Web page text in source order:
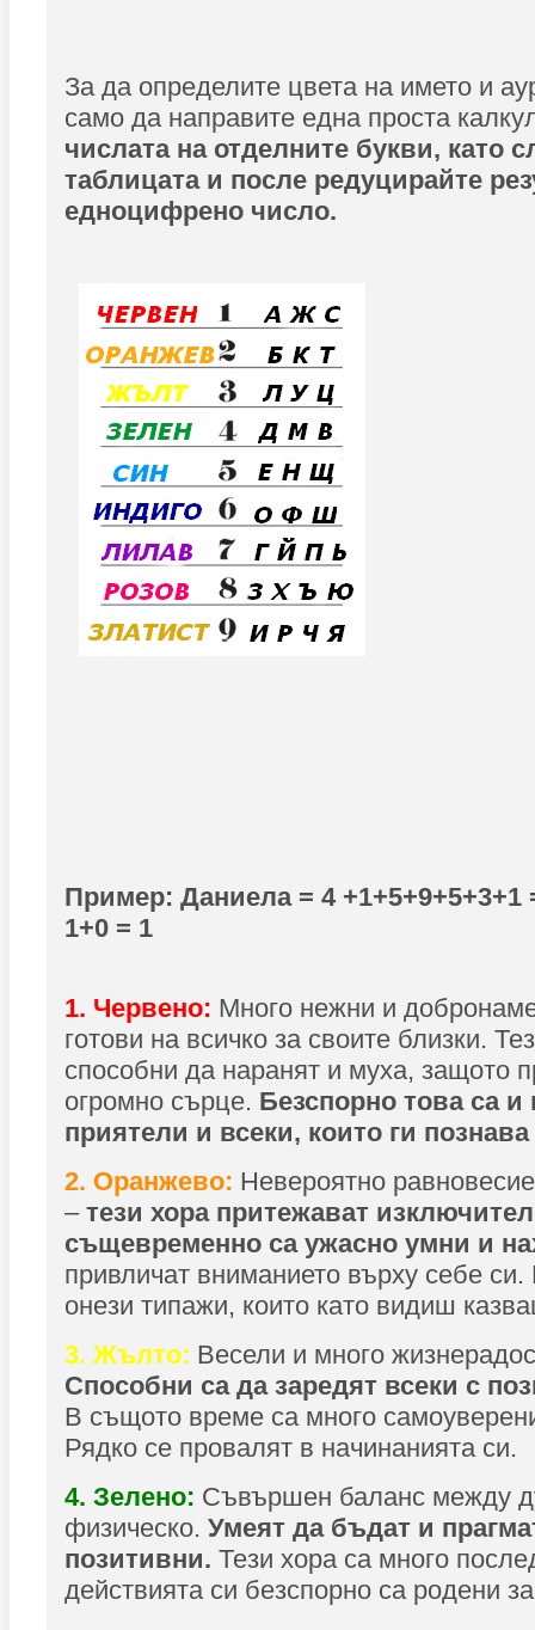
За да определите цвета на името и
само да направите една проста
числата на отделните букви, като
таблицата и после редуцирайте
едноцифрено число.
Пример: Даниела = 4 +1+5+9+5+3+1
1+0 = 1
1. Червено: Много нежни и
готови на всичко за своите близки.
способни да наранят и муха, защото
огромно сърце. Безспорно това са и
приятели и всеки, които ги познава
2. Оранжево: Невероятно
– тези хора притежават
същевременно са ужасно умни и
привличат вниманието върху себе
онези типажи, които като видиш
3. Жълто: Весели и много
Способни са да заредят всеки с
В същото време са много
Рядко се провалят в начинанията си.
4. Зелено: Съвършен баланс между
физическо. Умеят да бъдат и
позитивни. Тези хора са много
действията си безспорно са родени